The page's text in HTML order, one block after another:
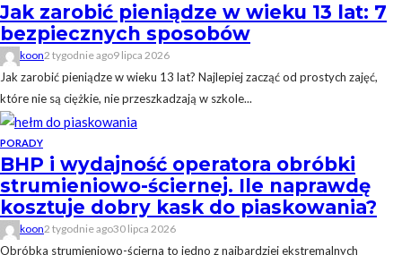
Jak zarobić pieniądze w wieku 13 lat: 7
bezpiecznych sposobów
koon2 tygodnie ago9 lipca 2026
Jak zarobić pieniądze w wieku 13 lat? Najlepiej zacząć od prostych zajęć,
które nie są ciężkie, nie przeszkadzają w szkole...
PORADY
BHP i wydajność operatora obróbki
strumieniowo-ściernej. Ile naprawdę
kosztuje dobry kask do piaskowania?
koon2 tygodnie ago30 lipca 2026
Obróbka strumieniowo-ścierna to jedno z najbardziej ekstremalnych